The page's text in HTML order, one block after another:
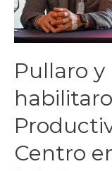
Pullaro
Centro